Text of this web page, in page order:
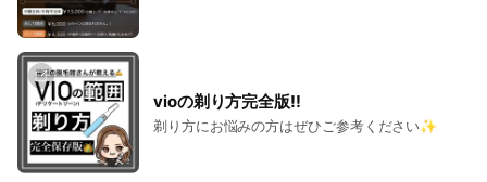
vioの剃り方完全版!!
剃り方にお悩みの方はぜひご参考ください✨